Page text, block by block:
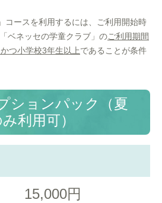
ースを利用するには、ご利用開始時
ベネッセの学童クラブ」のご利用期間
つ小学校3年生以上であることが条件
ションパック（夏
利用可）
15,000円